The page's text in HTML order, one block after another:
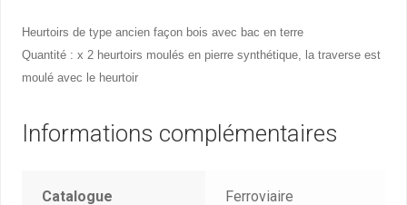
Heurtoirs de type ancien façon bois avec bac en terre
Quantité : x 2 heurtoirs moulés en pierre synthétique, la traverse est
moulé avec le heurtoir
Informations complémentaires
Catalogue Ferroviaire